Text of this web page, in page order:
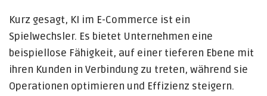
Kurz gesagt, KI im E-Commerce ist ein
Spielwechsler. Es bietet Unternehmen eine
beispiellose Fähigkeit, auf einer tieferen Ebene mit
ihren Kunden in Verbindung zu treten, während sie
Operationen optimieren und Effizienz steigern.